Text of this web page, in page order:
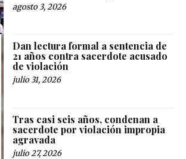
agosto 3, 2026
Dan lectura formal a sentencia de
21 años contra sacerdote acusado
de violación
julio 31, 2026
Tras casi seis años, condenan a
sacerdote por violación impropia
agravada
julio 27, 2026